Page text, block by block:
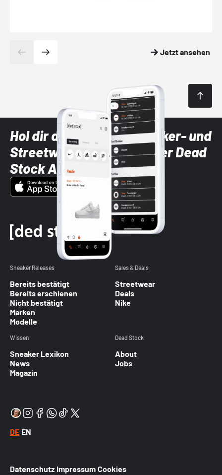
Jetzt ansehen
Hol dir die neuesten Sneaker- und
Streetwear-Brands mit der Dead
Stock App
Sneaker Releases
Bereits bestätigt
Bereits erschienen
Nicht bestätigt
Marken
Modelle
Sales & Deals
Streetwear
Deals
Nike
Wissen
Sneaker Lexikon
News
Magazin
Dead Stock
About
Jobs
DE EN
Datenschutz Impressum Cookies